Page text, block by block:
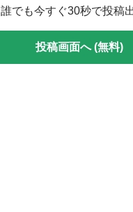
誰でも今すぐ30秒で投稿
投稿画面へ (無料)